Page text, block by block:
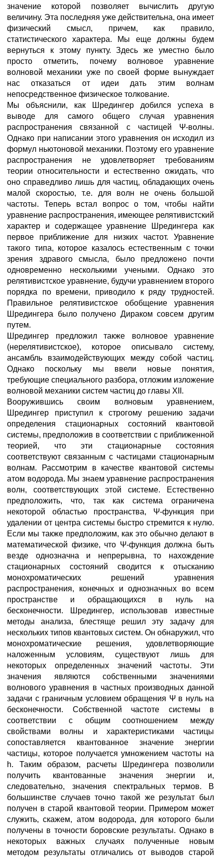
значение которой позволяет вычислить другую
величину. Эта последняя уже действительна, она имеет
физический смысл, причем, как правило,
статистического характера. Мы еще должны будем
вернуться к этому пункту. Здесь же уместно было
просто отметить, почему волновое уравнение
волновой механики уже по своей форме вынуждает
нас отказаться от идеи дать этим волнам
непосредственное физическое толкование.
Мы объяснили, как Шредингер добился успеха в
выводе для самого общего случая уравнения
распространения связанной с частицей Ψ-волны.
Однако при написании этого уравнения он исходил из
формул ньютоновой механики. Поэтому его уравнение
распространения не удовлетворяет требованиям
теории относительности и естественно ожидать, что
оно справедливо лишь для частиц, обладающих очень
малой скоростью, т.е. для волн не очень большой
частоты. Теперь встал вопрос о том, чтобы найти
уравнение распространения, имеющее релятивистский
характер и содержащее уравнение Шредингера как
первое приближение для низких частот. Уравнение
такого типа, которое казалось естественным с точки
зрения здравого смысла, было предложено почти
одновременно несколькими учеными. Однако это
релятивистское уравнение, будучи уравнением второго
порядка по времени, приводило к ряду трудностей.
Правильное релятивистское обобщение уравнения
Шредингера было получено Дираком совсем другим
путем.
Шредингер предложил также волновое уравнение
(нерелятивистское), которое описывало систему,
ансамбль взаимодействующих между собой частиц.
Однако поскольку мы ввели новые понятия,
требующие специального разбора, отложим изложение
волновой механики систем частиц до главы XII.
Вооружившись своим волновым уравнением,
Шредингер приступил к строгому решению задачи
определения стационарных состояний квантовой
системы, предположив в соответствии с приближенной
теорией, что эти стационарные состояния
соответствуют связанным с частицами стационарным
волнам. Рассмотрим в качестве квантовой системы
атом водорода. Мы знаем уравнение распространения
волн, соответствующих этой системе. Естественно
предположить, что, так как система ограничена
некоторой областью пространства, Ψ-функция при
удалении от центра системы быстро стремится к нулю.
Если мы также предположим, как это обычно делают в
математической физике, что Ψ-функция должна быть
везде однозначна и непрерывна, то нахождение
стационарных состояний сводится к отысканию
монохроматических решений уравнения
распространения, конечных и однозначных во всем
пространстве и обращающихся в нуль на
бесконечности. Шредингер, использовав известные
методы анализа, блестяще решил эту задачу для
нескольких типов квантовых систем. Он обнаружил, что
монохроматические решения, удовлетворяющие
наложенным условиям, существуют лишь для
некоторых определенных значений частоты. Эти
значения являются собственными значениями
волнового уравнения в частных производных данной
задачи с граничным условием обращения Ψ в нуль на
бесконечности. Собственной частоте системы в
соответствии с общим соотношением между
свойствами волны и характеристиками частицы
сопоставляется квантованное значение энергии
частицы, которое получается умножением частоты на
h. Таким образом, расчеты Шредингера позволили
получить квантованные значения энергии и,
следовательно, значения спектральных термов. В
большинстве случаев точно такой же результат был
получен в старой квантовой теории. Примером может
служить, скажем, атом водорода, для которого были
получены в точности боровские результаты. Однако в
некоторых важных случаях полученные новым
методом результаты отличались от выводов старой